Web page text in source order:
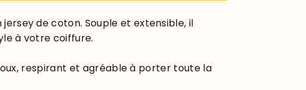
de coton. Souple et extensible, il
à votre coiffure.
respirant et agréable à porter toute la